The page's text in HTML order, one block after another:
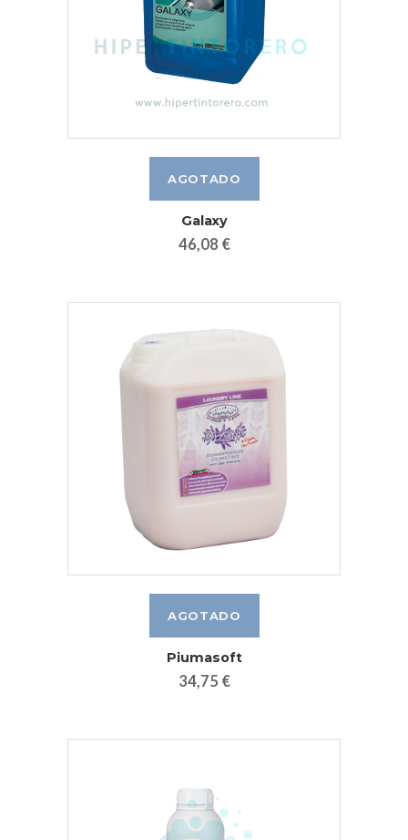
Galaxy
46,08 €
Piumasoft
34,75 €